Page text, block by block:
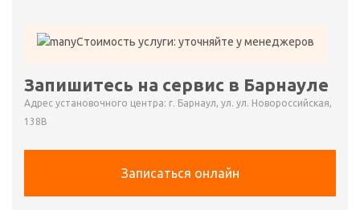
Стоимость услуги: уточняйте у менеджеров
Запишитесь на сервис в Барнауле
Адрес установочного центра: г. Барнаул, ул. ул. Новороссийская,
138В
Записаться онлайн